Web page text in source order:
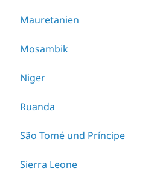
Mauretanien
Mosambik
Niger
Ruanda
São Tomé und Príncipe
Sierra Leone